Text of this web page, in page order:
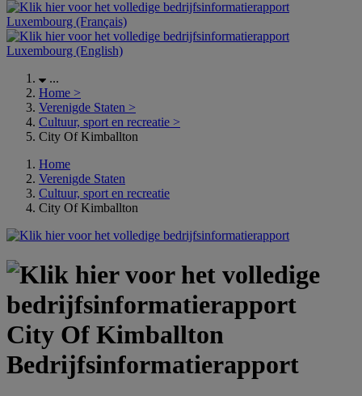
Luxembourg (Français)
Luxembourg (English)
...
Home >
Verenigde Staten >
Cultuur, sport en recreatie >
City Of Kimballton
Home
Verenigde Staten
Cultuur, sport en recreatie
City Of Kimballton
City Of Kimballton
Bedrijfsinformatierapport